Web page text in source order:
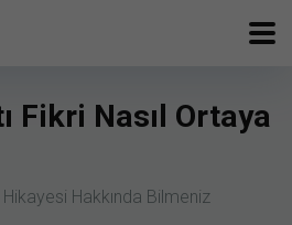
Fikri Nasıl Ortaya
Hikayesi Hakkında Bilmeniz